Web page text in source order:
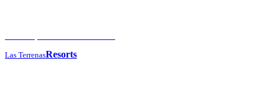
Las TerrenasResorts